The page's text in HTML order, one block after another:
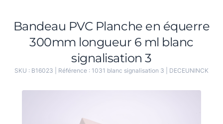
Bandeau PVC Planche en équerre
300mm longueur 6 ml blanc
signalisation 3
SKU : B16023 | Référence : 1031 blanc signalisation 3 DECEUNINCK